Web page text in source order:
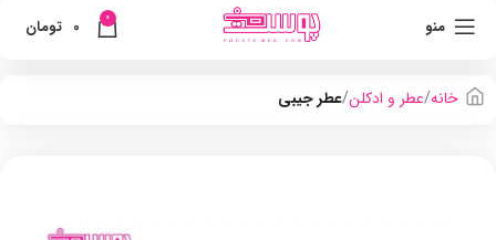
منو 0
0 تومان
خانه عطر و ادکلن عطر جیبی